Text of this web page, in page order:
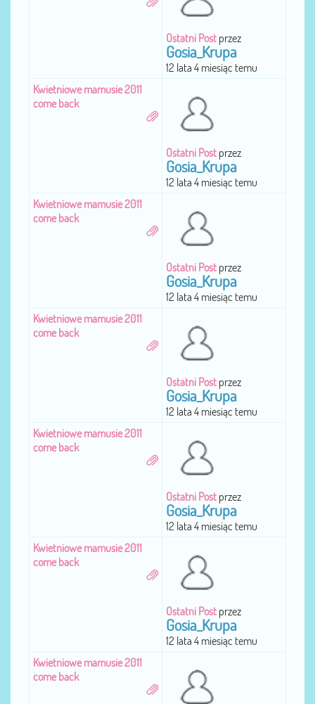
Ostatni Post przez
Gosia_Krupa
12 lata 4 miesiąc temu
Kwietniowe mamusie 2011
come back
Ostatni Post przez
Gosia_Krupa
12 lata 4 miesiąc temu
Kwietniowe mamusie 2011
come back
Ostatni Post przez
Gosia_Krupa
12 lata 4 miesiąc temu
Kwietniowe mamusie 2011
come back
Ostatni Post przez
Gosia_Krupa
12 lata 4 miesiąc temu
Kwietniowe mamusie 2011
come back
Ostatni Post przez
Gosia_Krupa
12 lata 4 miesiąc temu
Kwietniowe mamusie 2011
come back
Ostatni Post przez
Gosia_Krupa
12 lata 4 miesiąc temu
Kwietniowe mamusie 2011
come back